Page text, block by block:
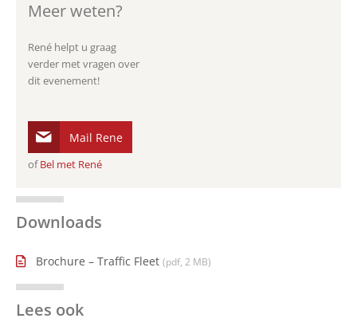
Meer weten?
René helpt u graag
verder met vragen over
dit evenement!
Mail Rene
of Bel met René
Downloads
Brochure – Traffic Fleet (pdf, 2 MB)
Lees ook